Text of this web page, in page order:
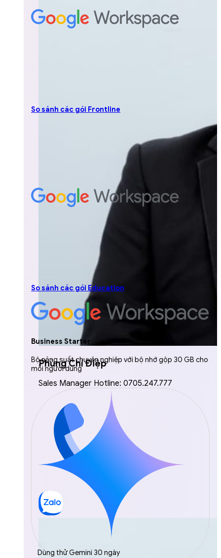
Phùng Chí Điệp
Sales Manager Hotline: 0705.247.777
So sánh các gói Frontline
So sánh các gói Education
Business Starter
Bộ năng suất chuyên nghiệp với bộ nhớ gộp 30 GB cho
mỗi người dùng
Dùng thử Gemini 30 ngày